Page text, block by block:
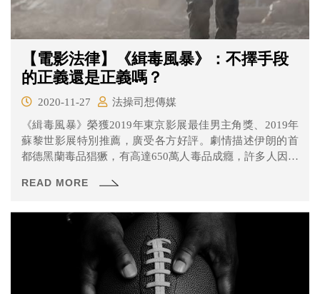
【電影法律】《緝毒風暴》：不擇手段
的正義還是正義嗎？
2020-11-27
法操司想傳媒
《緝毒風暴》榮獲2019年東京影展最佳男主角獎、2019年
蘇黎世影展特別推薦，廣受各方好評。劇情描述伊朗的首
都德黑蘭毒品猖獗，有高達650萬人毒品成癮，許多人因為
抓到上游的藥頭，一路循線追查，但沒想到當他埋頭苦幹
READ MORE